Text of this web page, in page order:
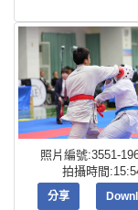
照片編號:3551-
拍攝時間
分享